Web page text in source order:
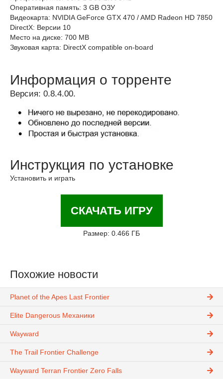
Оперативная память: 3 GB ОЗУ
Видеокарта: NVIDIA GeForce GTX 470 / AMD Radeon HD 7850
DirectX: Версии 10
Место на диске: 700 MB
Звуковая карта: DirectX compatible on-board
Информация о торренте
Версия: 0.8.4.00.
Инструкция по установке
Установить и играть
СКАЧАТЬ ИГРУ
Размер: 0.466 ГБ
Похожие новости
Planet of the Apes Last Frontier
Elite Dangerous Механики
Wayward
The Trail Frontier Challenge
Wayward Terran Frontier Zero Falls